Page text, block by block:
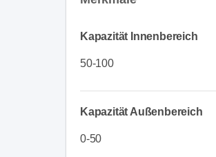
Kapazität Innenbereich
50-100
Kapazität Außenbereich
0-50